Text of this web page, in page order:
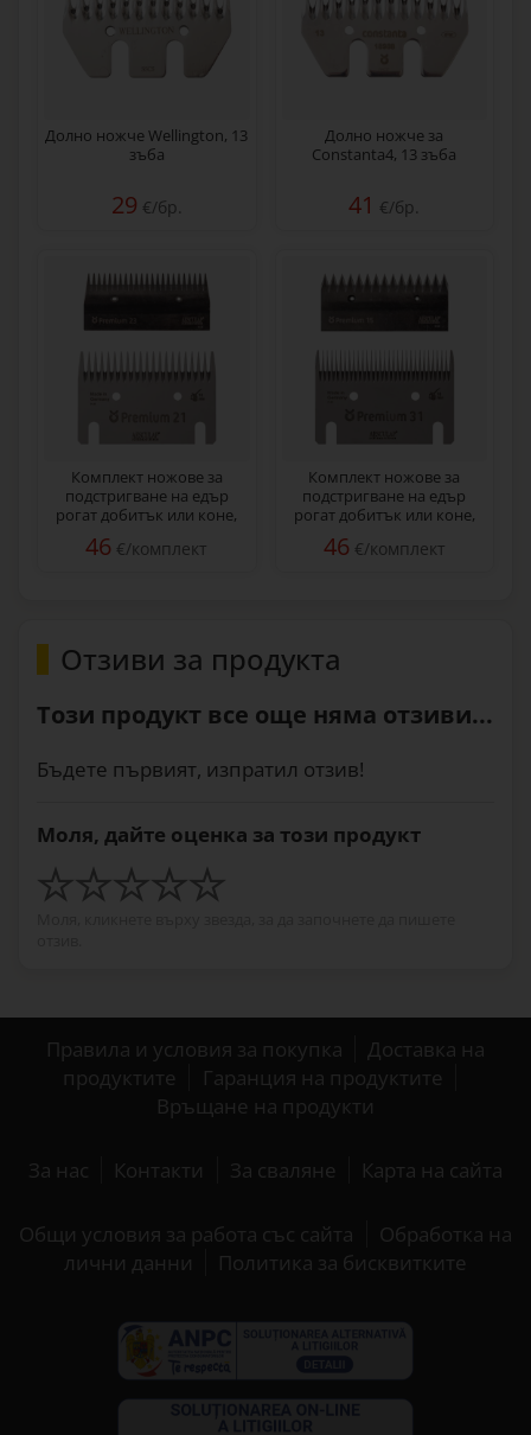
Долно ножче Wellington, 13
зъба
29 €/бр.
Долно ножче за
Constanta4, 13 зъба
41 €/бр.
Комплект ножове за
подстригване на едър
рогат добитък или коне,
46 €/комплект
Комплект ножове за
подстригване на едър
рогат добитък или коне,
46 €/комплект
Отзиви за продукта
Този продукт все още няма отзиви...
Бъдете първият, изпратил отзив!
Моля, дайте оценка за този продукт
Правила и условия за покупка
Доставка на
продуктите
Гаранция на продуктите
Връщане на продукти
За нас Контакти За сваляне Карта на сайта
Общи условия за работа със сайта
Обработка на
лични данни
Политика за бисквитките